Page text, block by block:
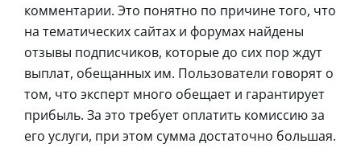
комментарии. Это понятно по причине того, что
на тематических сайтах и форумах найдены
отзывы подписчиков, которые до сих пор ждут
выплат, обещанных им. Пользователи говорят о
том, что эксперт много обещает и гарантирует
прибыль. За это требует оплатить комиссию за
его услуги, при этом сумма достаточно большая.